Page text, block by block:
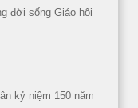
đời sống Giáo hội
kỷ niệm 150 năm